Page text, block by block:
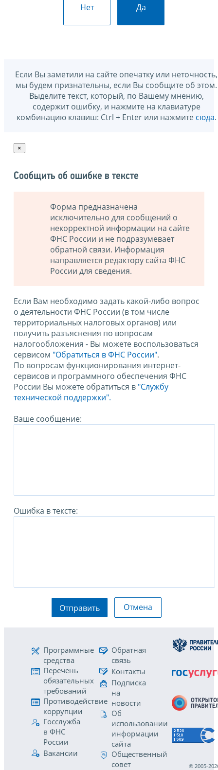
Нет Да
Если Вы заметили на сайте опечатку или неточность,
мы будем признательны, если Вы сообщите об этом.
Выделите текст, который, по Вашему мнению,
содержит ошибку, и нажмите на клавиатуре
комбинацию клавиш: Ctrl + Enter или нажмите сюда.
×
Сообщить об ошибке в тексте
Форма предназначена
исключительно для сообщений о
некорректной информации на сайте
ФНС России и не подразумевает
обратной связи. Информация
направляется редактору сайта ФНС
России для сведения.
Если Вам необходимо задать какой-либо вопрос
о деятельности ФНС России (в том числе
территориальных налоговых органов) или
получить разъяснения по вопросам
налогообложения - Вы можете воспользоваться
сервисом "Обратиться в ФНС России".
По вопросам функционирования интернет-
сервисов и программного обеспечения ФНС
России Вы можете обратиться в "Службу
технической поддержки".
Ваше сообщение:
Ошибка в тексте:
Отправить Отмена
Программные
средства
Перечень
обязательных
требований
Противодействие
коррупции
Госслужба
в ФНС
России
Вакансии
Обратная
связь
Контакты
Подписка
на
новости
Об
использовании
информации
сайта
Общественный
совет
© 2005-